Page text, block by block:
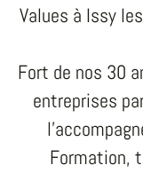
Values à Issy
Fort de nos 30
entreprises
Formation,